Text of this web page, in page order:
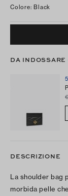
Colore: Black
DA INDOSSARE
DESCRIZIONE
La shoulder bag
morbida pelle